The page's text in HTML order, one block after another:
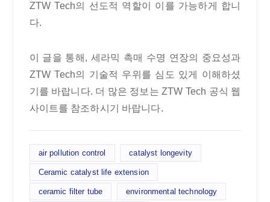
ZTW Tech의 선도적 역할이 이를 가능하게 합니
다.
이 글을 통해, 세라믹 촉매 수명 연장의 중요성과
ZTW Tech의 기술적 우위를 심도 있게 이해하셨
기를 바랍니다. 더 많은 정보는 ZTW Tech 공식 웹
사이트를 참조하시기 바랍니다.
air pollution control catalyst longevity
Ceramic catalyst life extension
ceramic filter tube environmental technology